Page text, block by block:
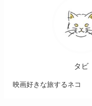
タビ
映画好きな旅するネコ